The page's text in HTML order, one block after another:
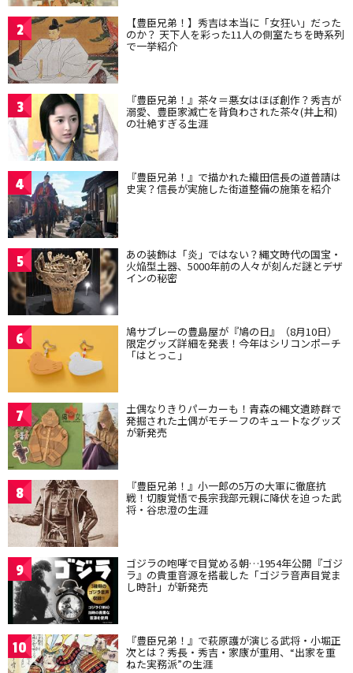
2 【豊臣兄弟！】秀吉は本当に「女狂い」だった
のか？ 天下人を彩った11人の側室たちを時系列
で一挙紹介
3 『豊臣兄弟！』茶々＝悪女はほぼ創作？秀吉が
溺愛、豊臣家滅亡を背負わされた茶々(井上和)
の壮絶すぎる生涯
4 『豊臣兄弟！』で描かれた織田信長の道普請は
史実？信長が実施した街道整備の施策を紹介
5 あの装飾は「炎」ではない？縄文時代の国宝・
火焔型土器、5000年前の人々が刻んだ謎とデザ
インの秘密
6 鳩サブレーの豊島屋が『鳩の日』（8月10日）
限定グッズ詳細を発表！今年はシリコンポーチ
「はとっこ」
7 土偶なりきりパーカーも！青森の縄文遺跡群で
発掘された土偶がモチーフのキュートなグッズ
が新発売
8 『豊臣兄弟！』小一郎の5万の大軍に徹底抗
戦！切腹覚悟で長宗我部元親に降伏を迫った武
将・谷忠澄の生涯
9 ゴジラの咆哮で目覚める朝…1954年公開『ゴジ
ラ』の貴重音源を搭載した「ゴジラ音声目覚ま
し時計」が新発売
10 『豊臣兄弟！』で萩原護が演じる武将・小堀正
次とは？秀長・秀吉・家康が重用、“出家を重
ねた実務派”の生涯